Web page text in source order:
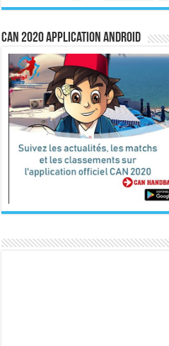
CAN 2020 Application Android